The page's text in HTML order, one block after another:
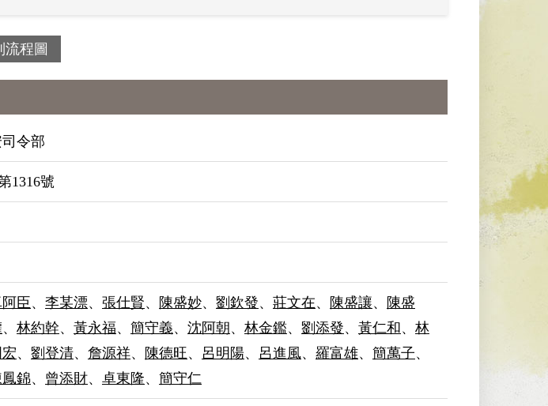
流程圖
令部
1316號
臣 、 李某漂、 張仕賢、 陳盛妙、 劉欽發、 莊文在、 陳盛讓、
陳盛
、 林約幹、 黃永福、 簡守義、 沈阿朝 、 林金鑑、 劉添發、 黃仁和 、 林
、 劉登清、 詹源祥、 陳德旺、 呂明陽、 呂進風、 羅富雄、 簡萬子、
鳳錦、 曾添財、 卓東隆、 簡守仁